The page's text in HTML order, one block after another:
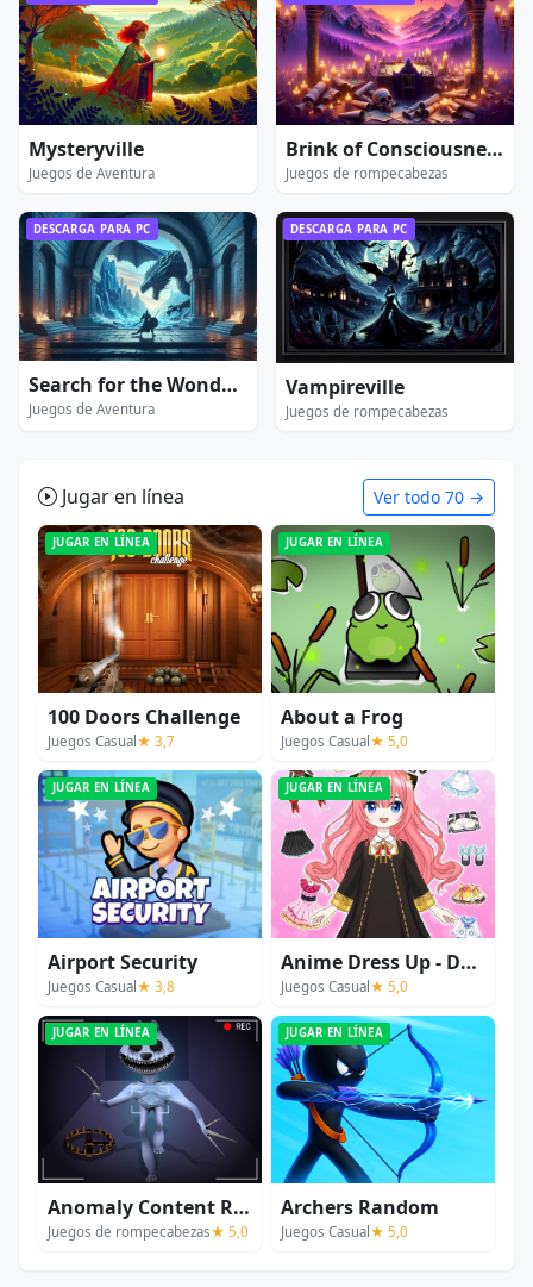
Mysteryville
Juegos de Aventura
Brink of Consciousness: Dorian Gray Syndrome
Juegos de rompecabezas
DESCARGA PARA PC
Search for the Wonderland
Juegos de Aventura
DESCARGA PARA PC
Vampireville
Juegos de rompecabezas
Jugar en línea Ver todo 70 →
JUGAR EN LÍNEA
100 Doors Challenge
Juegos Casual ★ 3,7
JUGAR EN LÍNEA
About a Frog
Juegos Casual ★ 5,0
JUGAR EN LÍNEA
Airport Security
Juegos Casual ★ 3,8
JUGAR EN LÍNEA
Anime Dress Up - Doll Dress Up
Juegos Casual ★ 5,0
JUGAR EN LÍNEA
Anomaly Content Record
Juegos de rompecabezas★ 5,0
JUGAR EN LÍNEA
Archers Random
Juegos Casual ★ 5,0